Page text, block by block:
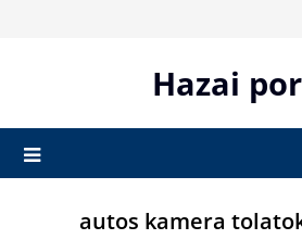
Hazai
autos kamera